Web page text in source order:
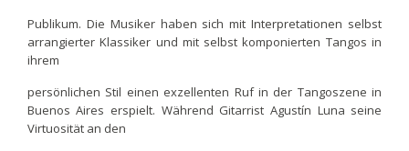
Publikum. Die Musiker haben sich mit Interpretationen selbst
arrangierter Klassiker und mit selbst komponierten Tangos in
ihrem
persönlichen Stil einen exzellenten Ruf in der Tangoszene in
Buenos Aires erspielt. Während Gitarrist Agustín Luna seine
Virtuosität an den